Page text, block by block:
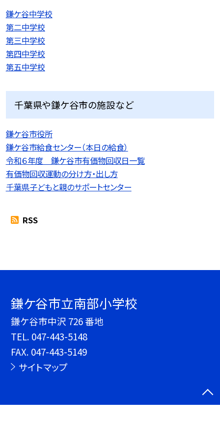
鎌ケ谷中学校
第二中学校
第三中学校
第四中学校
第五中学校
千葉県や鎌ケ谷市の施設など
鎌ケ谷市役所
鎌ケ谷市給食センター（本日の給食）
令和６年度 鎌ケ谷市有価物回収日一覧
有価物回収運動の分け方・出し方
千葉県子どもと親のサポートセンター
RSS
鎌ケ谷市立南部小学校
鎌ケ谷市中沢 726 番地
TEL. 047-443-5148
FAX. 047-443-5149
サイトマップ